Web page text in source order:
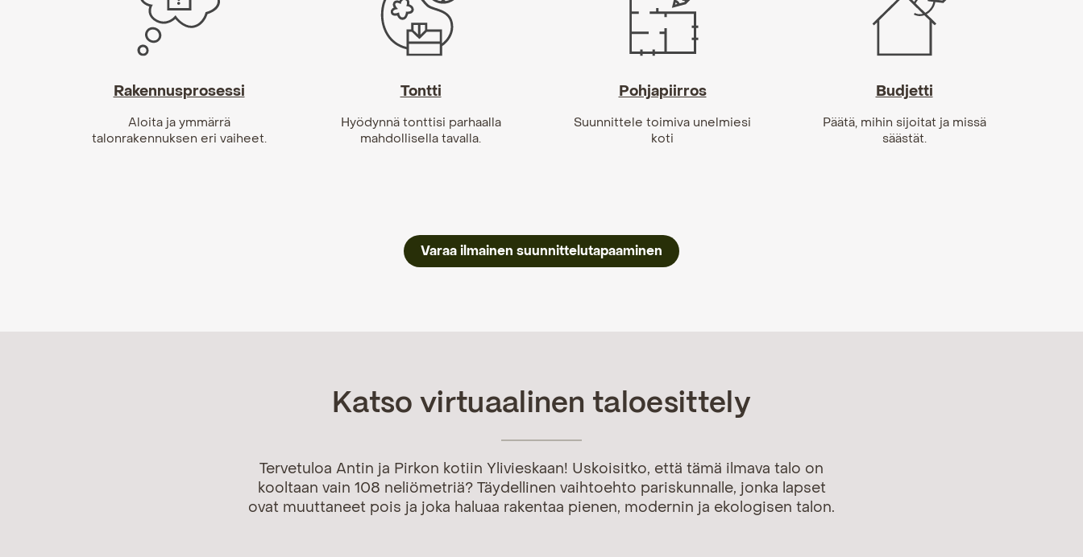
Rakennusprosessi
Aloita ja ymmärrä
talonrakennuksen eri vaiheet.
Tontti
Hyödynnä tonttisi parhaalla
mahdollisella tavalla.
Pohjapiirros
Suunnittele toimiva unelmiesi
koti
Budjetti
Päätä, mihin sijoitat ja missä
säästät.
Varaa ilmainen suunnittelutapaaminen
Katso virtuaalinen taloesittely
Tervetuloa Antin ja Pirkon kotiin Ylivieskaan! Uskoisitko, että tämä ilmava talo on
kooltaan vain 108 neliömetriä? Täydellinen vaihtoehto pariskunnalle, jonka lapset
ovat muuttaneet pois ja joka haluaa rakentaa pienen, modernin ja ekologisen talon.